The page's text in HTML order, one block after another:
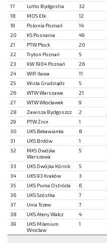
17
Lotto Bydgostia 32
18
MOS Ełk 12
19
Polonia Poznań 14
20
KS Posnania 49
21
PTW Płock 20
22
Tryton Poznań 5
23
KW 1904 Poznań 26
24
WIR Iława 11
25
Wisła Grudziądz 5
26
WTW Warszawa 21
27
WTW Włocławek 9
28
Zawisza Bydgoszcz 2
29
PTW Żnin 1
30
UKS Bekawianka 8
31
UKS Brdów 1
32
MKS Dwójka
Warszawa
5
33 UKS Dwójka Kórnik 5
34
UKS 93 Kraków 3
35
UKS Puma Ostróda 6
36
UKS Szóstka 7
37
Unia Tczew 7
38
UKS Ateny Wałcz 4
39
UKS Milenium
Wrocław
1